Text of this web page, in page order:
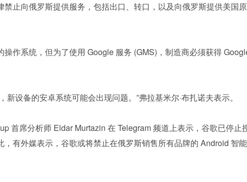
止向俄罗斯提供服务，包括出口、转口，以及向俄罗斯提供美国原
作系统，但为了使用 Google 服务 (GMS)，制造商必须获得
新设备的安卓系统可能会出现问题。”弗拉基米尔·布扎诺夫表示。
首席分析师 Eldar Murtazin 在 Telegram 频道上表示，谷歌已停止
有外媒表示，谷歌或将禁止在俄罗斯销售所有品牌的 Android 智能